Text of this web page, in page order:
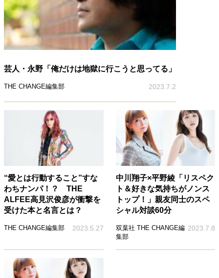
芸人・永野「俺だけは地獄に行こうと思ってる」
THE CHANGE編集部 2023.7.2
“愛とは行動すること”すな
わちナンパ！？ THE
ALFEE高見沢俊彦が衝撃を
受けた本と名言とは？
THE CHANGE編集部 2023.5.27
中川翔子×平野綾「リスペク
ト＆好きな気持ちがノンス
トップ！」親友同士のスペ
シャル対談60分
双葉社 THE CHANGE編
集部
2023.7.8